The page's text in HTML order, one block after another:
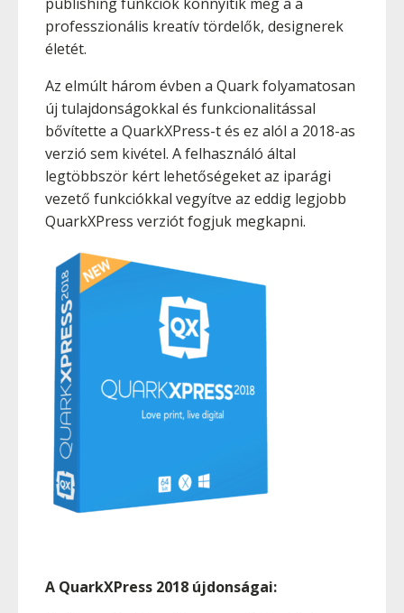
professzionális kreatív tördelők, designerek
életét.
Az elmúlt három évben a Quark folyamatosan
új tulajdonságokkal és funkcionalitással
bővítette a QuarkXPress-t és ez alól a 2018-as
verzió sem kivétel. A felhasználó által
legtöbbször kért lehetőségeket az iparági
vezető funkciókkal vegyítve az eddig legjobb
QuarkXPress verziót fogjuk megkapni.
A QuarkXPress 2018 újdonságai: